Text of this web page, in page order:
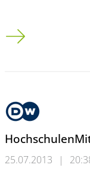
Camp für
25.07.2013 |